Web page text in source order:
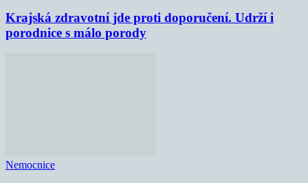
Krajská zdravotní jde proti doporučení. Udrží i
porodnice s málo porody
Nemocnice